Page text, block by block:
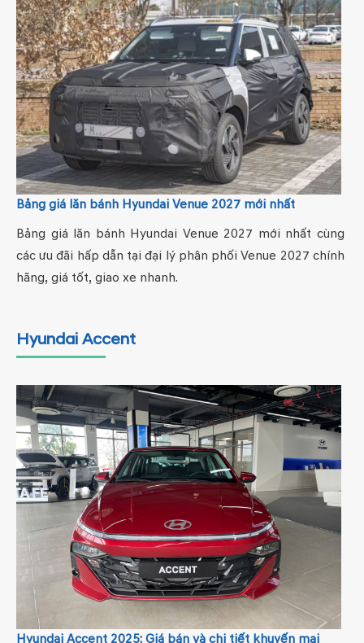
Bảng giá lăn bánh Hyundai Venue 2027 mới nhất
Bảng giá lăn bánh Hyundai Venue 2027 mới nhất cùng
các ưu đãi hấp dẫn tại đại lý phân phối Venue 2027 chính
hãng, giá tốt, giao xe nhanh.
Hyundai Accent
Hyundai Accent 2025: Giá bán và chi tiết khuyến mại